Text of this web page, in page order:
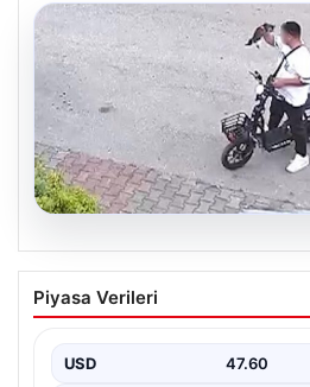
Bolu’da Vahşet: Yavru
İğrenç Olay Kameralara
günlerde meydana gelen
sakinleri derinden sarstı.
Piyasa Verileri
USD 47.60